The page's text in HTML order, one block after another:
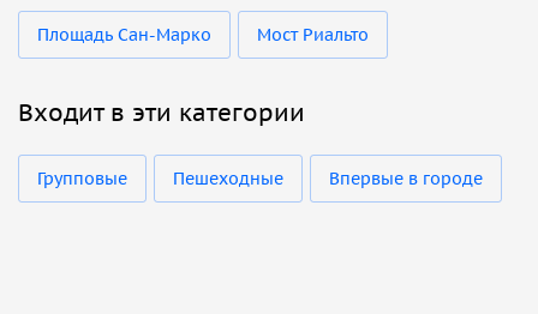
Площадь Сан-Марко Мост Риальто
Входит в эти категории
Групповые Пешеходные Впервые в городе